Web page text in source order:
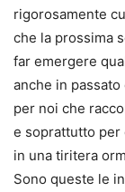
rigorosamente
che la prossima
far emergere
anche in
per noi che
e soprattutto per
in una tiritera
Sono queste le